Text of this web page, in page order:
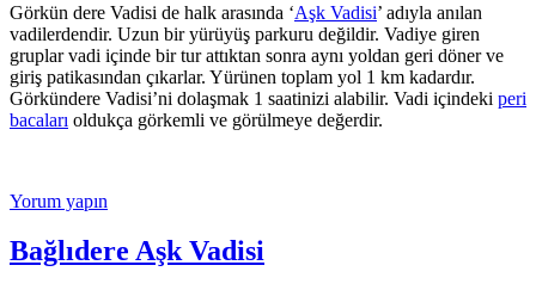
Görkün dere Vadisi de halk arasında ‘Aşk Vadisi’ adıyla anılan
vadilerdendir. Uzun bir yürüyüş parkuru değildir. Vadiye giren
gruplar vadi içinde bir tur attıktan sonra aynı yoldan geri döner ve
giriş patikasından çıkarlar. Yürünen toplam yol 1 km kadardır.
Görkündere Vadisi’ni dolaşmak 1 saatinizi alabilir. Vadi içindeki peri
bacaları oldukça görkemli ve görülmeye değerdir.
Yorum yapın
Bağlıdere Aşk Vadisi